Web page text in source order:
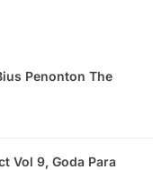
Penonton The
Vol 9, Goda Para